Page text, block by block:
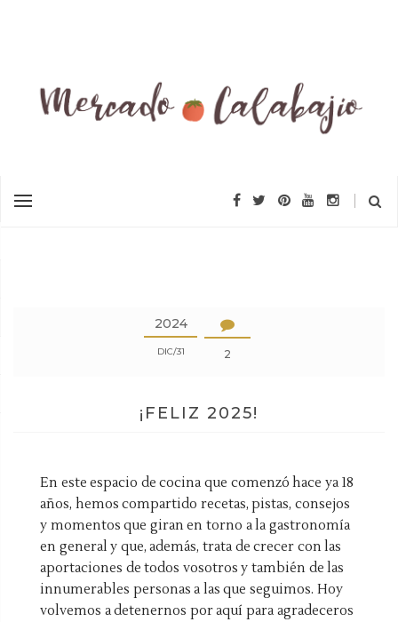
2024
DIC 31 2
¡FELIZ 2025!
En este espacio de cocina que comenzó hace ya 18
años, hemos compartido recetas, pistas, consejos
y momentos que giran en torno a la gastronomía
en general y que, además, trata de crecer con las
aportaciones de todos vosotros y también de las
innumerables personas a las que seguimos. Hoy
volvemos a detenernos por aquí para agradeceros